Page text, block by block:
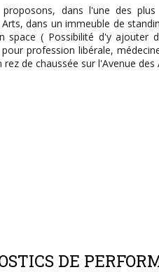
dans l'une des
dans un immeuble de
space ( Possibilité d'y ajouter
profession libérale,
rez de chaussée sur l'Avenue
DE